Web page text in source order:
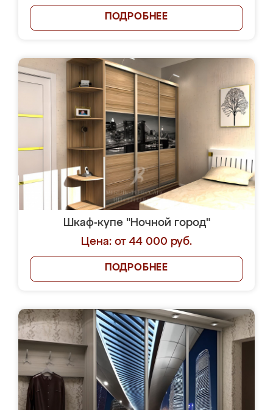
ПОДРОБНЕЕ
Шкаф-купе "Ночной город"
Цена: от 44 000 руб.
ПОДРОБНЕЕ